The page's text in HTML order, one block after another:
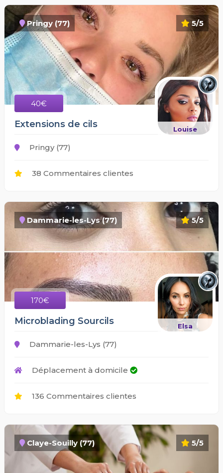
5/5
Pringy (77)
40€
Louise
Extensions de cils
Pringy (77)
38 Commentaires clientes
5/5
Dammarie-les-Lys (77)
170€
Elsa
Microblading Sourcils
Dammarie-les-Lys (77)
Déplacement à domicile
136 Commentaires clientes
5/5
Claye-Souilly (77)